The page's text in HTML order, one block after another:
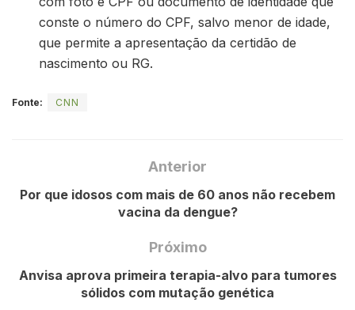
conste o número do CPF, salvo menor de idade,
que permite a apresentação da certidão de
nascimento ou RG.
Fonte: CNN
Anterior
Por que idosos com mais de 60 anos não recebem
vacina da dengue?
Próximo
Anvisa aprova primeira terapia-alvo para tumores
sólidos com mutação genética